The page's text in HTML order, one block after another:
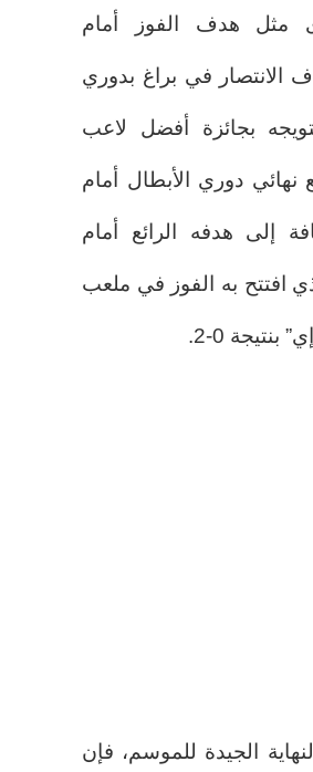
مثل هدف الفوز أمام
الانتصار في براغ بدوري
بجائزة أفضل لاعب
نهائي دوري الأبطال أمام
إلى هدفه الرائع أمام
افتتح به الفوز في ملعب
0-2.
الجيدة للموسم، فإن